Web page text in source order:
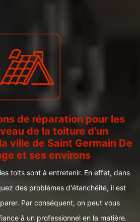
de réparation pour les
de la toiture d'un
ville de Saint Germain De
et ses environs
toits sont à entretenir. En effet, dans
des problèmes d'étanchéité, il est
Par conséquent, on peut vous
à un professionnel en la matière.